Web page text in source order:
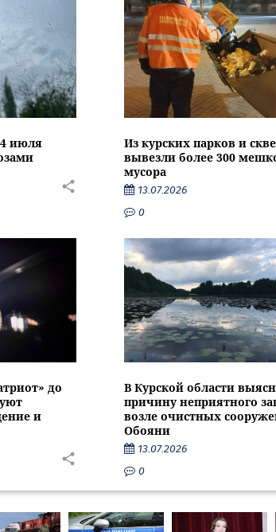
июля
Из курских парков и
вывезли более 300
мусора
13.07.2026
0
до
и
В Курской области
причину неприятного
возле очистных
Обояни
13.07.2026
0